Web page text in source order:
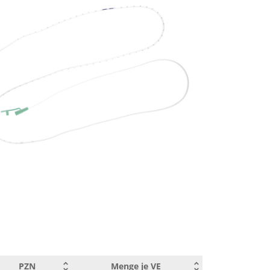
00989525
50
50
00989554
PZN
Menge je VE